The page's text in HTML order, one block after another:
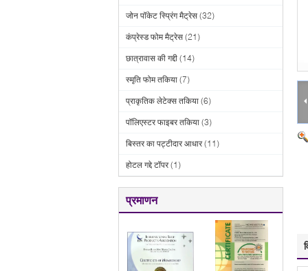
जोन पॉकेट स्प्रिंग मैट्रेस (32)
कंप्रेस्ड फोम मैट्रेस (21)
छात्रावास की गद्दी (14)
स्मृति फोम तकिया (7)
प्राकृतिक लेटेक्स तकिया (6)
पॉलिएस्टर फाइबर तकिया (3)
बिस्तर का पट्टीदार आधार (11)
होटल गद्दे टॉपर (1)
प्रमाणन